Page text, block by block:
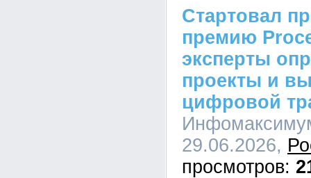
Стартовал
премию
эксперты
проекты и
цифровой
29.06.2026,